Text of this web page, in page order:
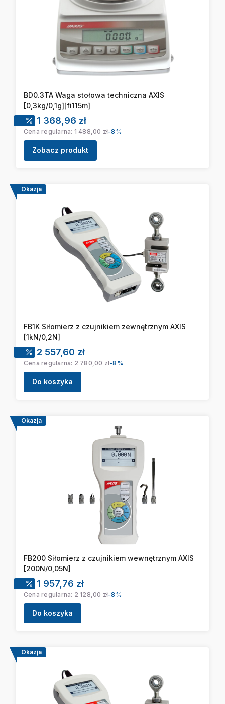
BD0.3TA Waga stołowa techniczna AXIS
[0,3kg/0,1g][fi115m]
Cena promocyjna
1 368,96 zł
Cena regularna: 1 488,00 zł-8%
Zobacz produkt
Okazja
FB1K Siłomierz z czujnikiem zewnętrznym AXIS
[1kN/0,2N]
Cena promocyjna
2 557,60 zł
Cena regularna: 2 780,00 zł-8%
Do koszyka
Okazja
FB200 Siłomierz z czujnikiem wewnętrznym AXIS
[200N/0,05N]
Cena promocyjna
1 957,76 zł
Cena regularna: 2 128,00 zł-8%
Do koszyka
Okazja